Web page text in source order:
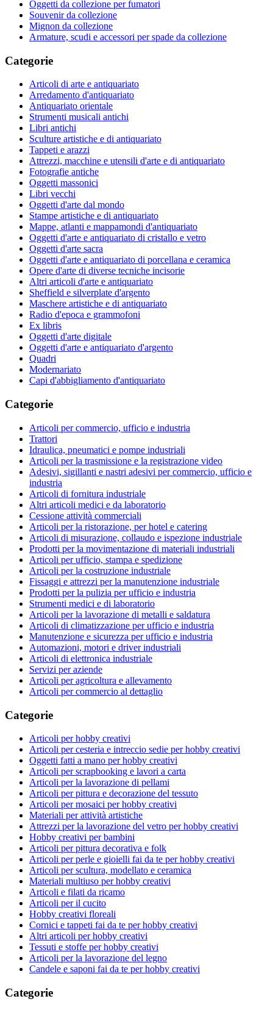
Oggetti da collezione per fumatori
Souvenir da collezione
Mignon da collezione
Armature, scudi e accessori per spade da collezione
Categorie
Articoli di arte e antiquariato
Arredamento d'antiquariato
Antiquariato orientale
Strumenti musicali antichi
Libri antichi
Sculture artistiche e di antiquariato
Tappeti e arazzi
Attrezzi, macchine e utensili d'arte e di antiquariato
Fotografie antiche
Oggetti massonici
Libri vecchi
Oggetti d'arte dal mondo
Stampe artistiche e di antiquariato
Mappe, atlanti e mappamondi d'antiquariato
Oggetti d'arte e antiquariato di cristallo e vetro
Oggetti d'arte sacra
Oggetti d'arte e antiquariato di porcellana e ceramica
Opere d'arte di diverse tecniche incisorie
Altri articoli d'arte e antiquariato
Sheffield e silverplate d'argento
Maschere artistiche e di antiquariato
Radio d'epoca e grammofoni
Ex libris
Oggetti d'arte digitale
Oggetti d'arte e antiquariato d'argento
Quadri
Modernariato
Capi d'abbigliamento d'antiquariato
Categorie
Articoli per commercio, ufficio e industria
Trattori
Idraulica, pneumatici e pompe industriali
Articoli per la trasmissione e la registrazione video
Adesivi, sigillanti e nastri adesivi per commercio, ufficio e
industria
Articoli di fornitura industriale
Altri articoli medici e da laboratorio
Cessione attività commerciali
Articoli per la ristorazione, per hotel e catering
Articoli di misurazione, collaudo e ispezione industriale
Prodotti per la movimentazione di materiali industriali
Articoli per ufficio, stampa e spedizione
Articoli per la costruzione industriale
Fissaggi e attrezzi per la manutenzione industriale
Prodotti per la pulizia per ufficio e industria
Strumenti medici e di laboratorio
Articoli per la lavorazione di metalli e saldatura
Articoli di climatizzazione per ufficio e industria
Manutenzione e sicurezza per ufficio e industria
Automazioni, motori e driver industriali
Articoli di elettronica industriale
Servizi per aziende
Articoli per agricoltura e allevamento
Articoli per commercio al dettaglio
Categorie
Articoli per hobby creativi
Articoli per cesteria e intreccio sedie per hobby creativi
Oggetti fatti a mano per hobby creativi
Articoli per scrapbooking e lavori a carta
Articoli per la lavorazione di pellami
Articoli per pittura e decorazione del tessuto
Articoli per mosaici per hobby creativi
Materiali per attività artistiche
Attrezzi per la lavorazione del vetro per hobby creativi
Hobby creativi per bambini
Articoli per pittura decorativa e folk
Articoli per perle e gioielli fai da te per hobby creativi
Articoli per scultura, modellato e ceramica
Materiali multiuso per hobby creativi
Articoli e filati da ricamo
Articoli per il cucito
Hobby creativi floreali
Cornici e tappeti fai da te per hobby creativi
Altri articoli per hobby creativi
Tessuti e stoffe per hobby creativi
Articoli per la lavorazione del legno
Candele e saponi fai da te per hobby creativi
Categorie